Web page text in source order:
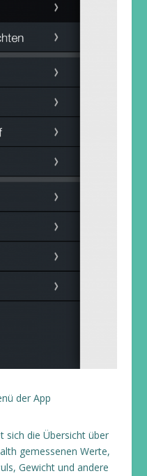
der App
sich die Übersicht über
gemessenen Werte,
Gewicht und andere